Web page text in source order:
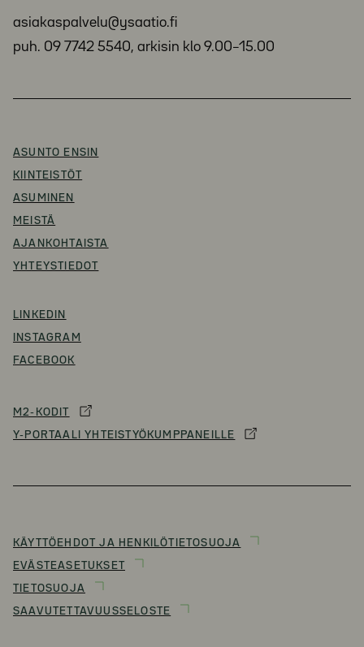
asiakaspalvelu@ysaatio.fi
puh. 09 7742 5540, arkisin klo 9.00–15.00
ASUNTO ENSIN
KIINTEISTÖT
ASUMINEN
MEISTÄ
AJANKOHTAISTA
YHTEYSTIEDOT
LINKEDIN
INSTAGRAM
FACEBOOK
M2-KODIT
Y-PORTAALI YHTEISTYÖKUMPPANEILLE
KÄYTTÖEHDOT JA HENKILÖTIETOSUOJA
EVÄSTEASETUKSET
TIETOSUOJA
SAAVUTETTAVUUSSELOSTE